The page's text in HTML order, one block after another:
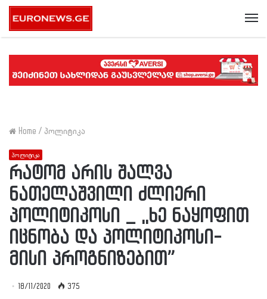
Home / პოლიტიკა
პოლიტიკა
რატომ არის შალვა
ნათელაშვილი ძლიერი
პოლიტიკოსი _ ,,ხე ნაყოფით
იცნობა და პოლიტიკოსი-
მისი პროგნიზებით”
18/11/2020 375